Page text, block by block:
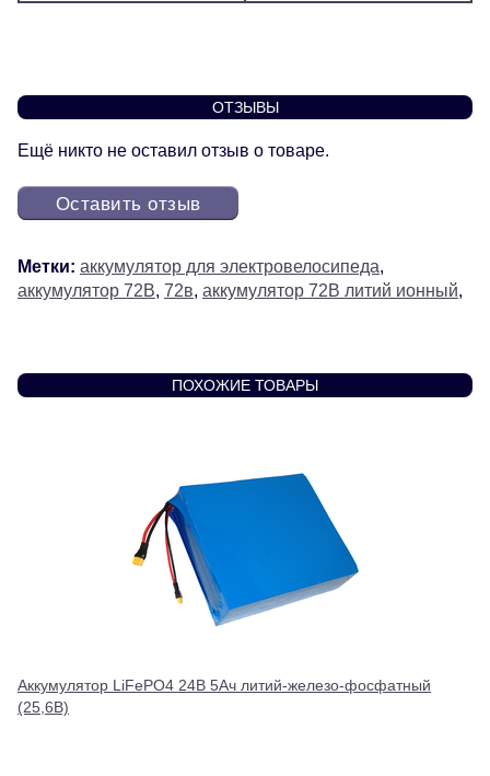
ОТЗЫВЫ
Ещё никто не оставил отзыв о товаре.
Оставить отзыв
Метки: аккумулятор для электровелосипеда,
аккумулятор 72В, 72в, аккумулятор 72В литий ионный,
ПОХОЖИЕ ТОВАРЫ
Аккумулятор LiFePO4 24В 5Ач литий-железо-фосфатный
(25,6В)